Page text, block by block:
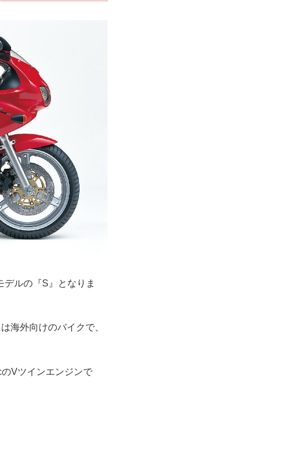
ルの『S』となりま
海外向けのバイクで、
Vツインエンジンで